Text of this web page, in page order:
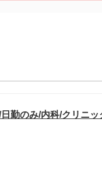
勤のみ/内科/クリニッ